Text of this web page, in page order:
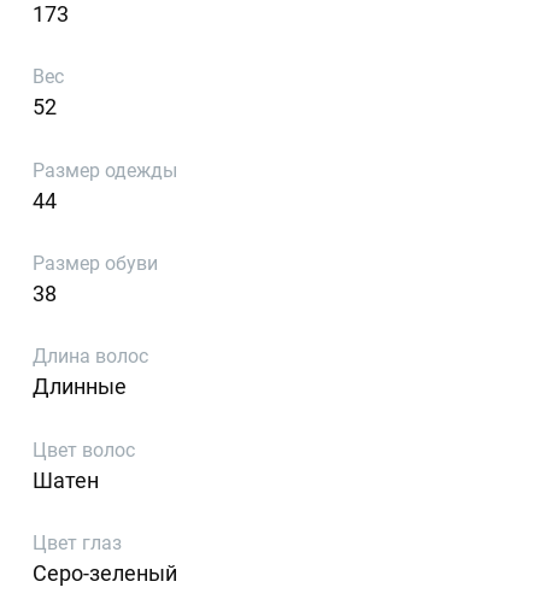
173
Вес
52
Размер одежды
44
Размер обуви
38
Длина волос
Длинные
Цвет волос
Шатен
Цвет глаз
Серо-зеленый